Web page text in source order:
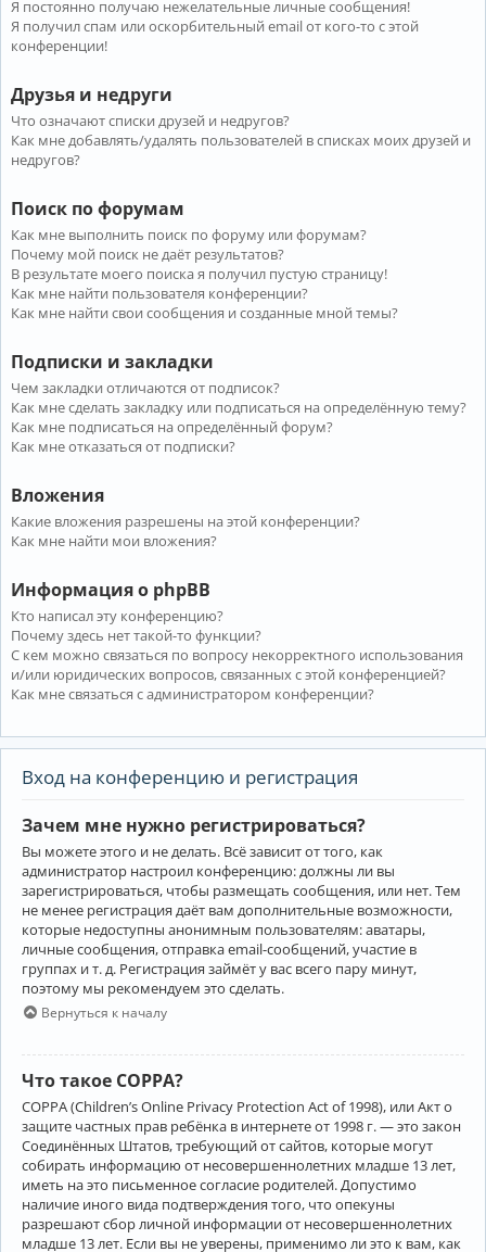
Я постоянно получаю нежелательные личные сообщения!
Я получил спам или оскорбительный email от кого-то с этой
конференции!
Друзья и недруги
Что означают списки друзей и недругов?
Как мне добавлять/удалять пользователей в списках моих друзей и
недругов?
Поиск по форумам
Как мне выполнить поиск по форуму или форумам?
Почему мой поиск не даёт результатов?
В результате моего поиска я получил пустую страницу!
Как мне найти пользователя конференции?
Как мне найти свои сообщения и созданные мной темы?
Подписки и закладки
Чем закладки отличаются от подписок?
Как мне сделать закладку или подписаться на определённую тему?
Как мне подписаться на определённый форум?
Как мне отказаться от подписки?
Вложения
Какие вложения разрешены на этой конференции?
Как мне найти мои вложения?
Информация о phpBB
Кто написал эту конференцию?
Почему здесь нет такой-то функции?
С кем можно связаться по вопросу некорректного использования
и/или юридических вопросов, связанных с этой конференцией?
Как мне связаться с администратором конференции?
Вход на конференцию и регистрация
Зачем мне нужно регистрироваться?
Вы можете этого и не делать. Всё зависит от того, как
администратор настроил конференцию: должны ли вы
зарегистрироваться, чтобы размещать сообщения, или нет. Тем
не менее регистрация даёт вам дополнительные возможности,
которые недоступны анонимным пользователям: аватары,
личные сообщения, отправка email-сообщений, участие в
группах и т. д. Регистрация займёт у вас всего пару минут,
поэтому мы рекомендуем это сделать.
Вернуться к началу
Что такое COPPA?
COPPA (Children’s Online Privacy Protection Act of 1998), или Акт о
защите частных прав ребёнка в интернете от 1998 г. — это закон
Соединённых Штатов, требующий от сайтов, которые могут
собирать информацию от несовершеннолетних младше 13 лет,
иметь на это письменное согласие родителей. Допустимо
наличие иного вида подтверждения того, что опекуны
разрешают сбор личной информации от несовершеннолетних
младше 13 лет. Если вы не уверены, применимо ли это к вам, как